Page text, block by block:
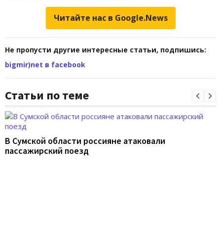
Читайте нас в Google.News
Не пропусти другие интересные статьи, подпишись:
bigmir)net в facebook
Статьи по теме
В Сумской области россияне атаковали
пассажирский поезд